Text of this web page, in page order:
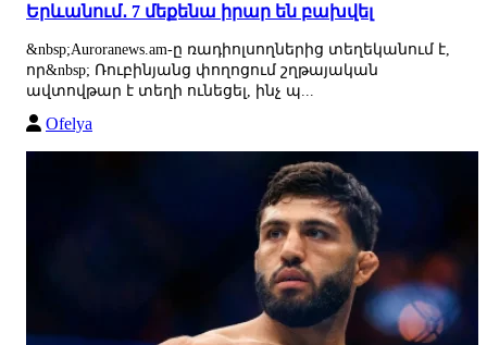
Երևանում․ 7 մեքենա իրար են բախվել
&nbsp;Auroranews.am-ը ռադիոլսողներից տեղեկանում է,
որ&nbsp; Ռուբինյանց փողոցում շղթայական
ավտովթար է տեղի ունեցել, ինչ պ...
Ofelya